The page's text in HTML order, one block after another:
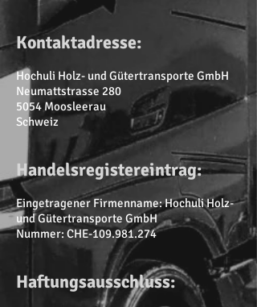
Kontaktadresse:
Hochuli Holz- und Gütertransporte GmbH
Neumattstrasse 280
5054 Moosleerau
Schweiz
Handelsregistereintrag:
Eingetragener Firmenname: Hochuli Holz-
und Gütertransporte GmbH
Nummer: CHE-109.981.274
Haftungsausschluss: